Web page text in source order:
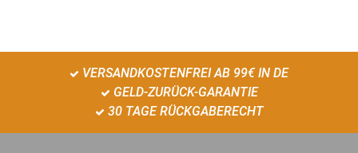
VERSANDKOSTENFREI AB 99€ IN DE
GELD-ZURÜCK-GARANTIE
30 TAGE RÜCKGABERECHT